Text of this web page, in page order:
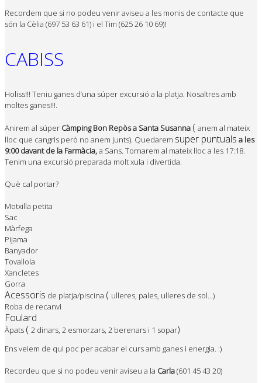
Recordem que si no podeu venir aviseu a les monis de contacte que
són la Cèlia (697 53 63 61) i el Tim (625 26 10 69)!
CABISS
Holiss!!! Teniu ganes d’una súper excursió a la platja. Nosaltres amb
moltes ganes!!!.
Anirem al súper Càmping Bon Repòs a Santa Susanna ( anem al mateix
lloc que cangris però no anem junts). Quedarem super puntuals a les
9:00 davant de la Farmàcia,a Sans. Tornarem al mateix lloc a les 17:18.
Tenim una excursió preparada moltxula i divertida.
Què cal portar?
Motxilla petita
Sac
Màrfega
Pijama
Banyador
Tovallola
Xancletes
Gorra
Acessoris de platja/piscina ( ulleres, pales, ulleres de sol…)
Roba de recanvi
Foulard
Àpats ( 2 dinars, 2 esmorzars, 2 berenars i 1 sopar)
Ens veiem de qui poc per acabar el curs amb ganes i energia. :)
Recordeu que si no podeu venir aviseu a la Carla(601 45 43 20)